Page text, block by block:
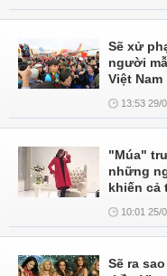
Sẽ xử
người
Việt Nam
13:53 29/
"Múa"
những
khiến cả
10:01 25/
Sẽ ra